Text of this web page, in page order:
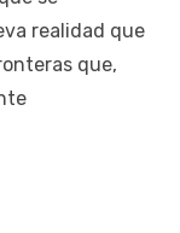
realidad que
que,